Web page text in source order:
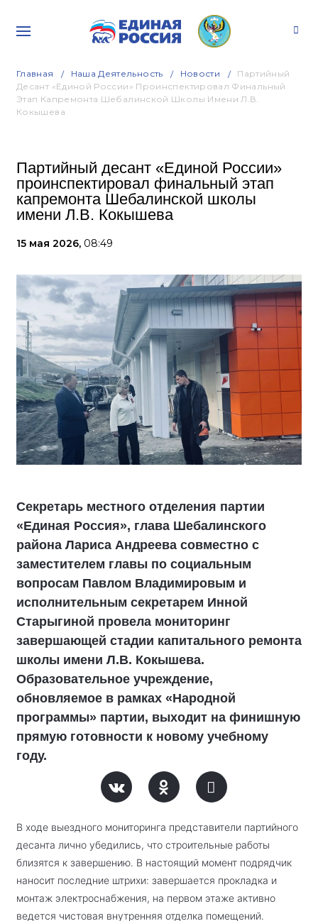
Главная Наша Деятельность Новости
Партийный
Десант «Единой России» Проинспектировал Финальный
Этап Капремонта Шебалинской Школы Имени Л.В.
Кокышева
Партийный десант «Единой России»
проинспектировал финальный этап
капремонта Шебалинской школы
имени Л.В. Кокышева
15 мая 2026, 08:49
Секретарь местного отделения партии
«Единая Россия», глава Шебалинского
района Лариса Андреева совместно с
заместителем главы по социальным
вопросам Павлом Владимировым и
исполнительным секретарем Инной
Старыгиной провела мониторинг
завершающей стадии капитального ремонта
школы имени Л.В. Кокышева.
Образовательное учреждение,
обновляемое в рамках «Народной
программы» партии, выходит на финишную
прямую готовности к новому учебному
году.
В ходе выездного мониторинга представители партийного
десанта лично убедились, что строительные работы
близятся к завершению. В настоящий момент подрядчик
наносит последние штрихи: завершается прокладка и
монтаж электроснабжения, на первом этаже активно
ведется чистовая внутренняя отделка помещений.